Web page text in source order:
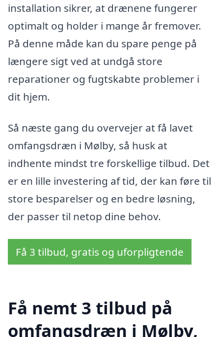
installation sikrer, at drænene fungerer
optimalt og holder i mange år fremover.
På denne måde kan du spare penge på
længere sigt ved at undgå store
reparationer og fugtskabte problemer i
dit hjem.
Så næste gang du overvejer at få lavet
omfangsdræn i Mølby, så husk at
indhente mindst tre forskellige tilbud. Det
er en lille investering af tid, der kan føre til
store besparelser og en bedre løsning,
der passer til netop dine behov.
Få 3 tilbud, gratis og uforpligtende
Få nemt 3 tilbud på
omfangsdræn i Mølby,